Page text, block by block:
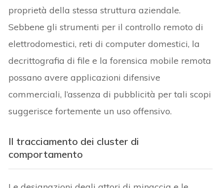
proprietà della stessa struttura aziendale.
Sebbene gli strumenti per il controllo remoto di
elettrodomestici, reti di computer domestici, la
decrittografia di file e la forensica mobile remota
possano avere applicazioni difensive
commerciali, l’assenza di pubblicità per tali scopi
suggerisce fortemente un uso offensivo.
Il tracciamento dei cluster di
comportamento